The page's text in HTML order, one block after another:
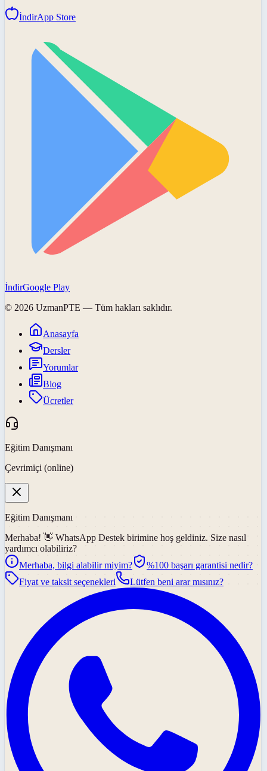
İndirApp Store
İndirGoogle Play
© 2026 UzmanPTE — Tüm hakları saklıdır.
Anasayfa
Dersler
Yorumlar
Blog
Ücretler
Eğitim Danışmanı
Çevrimiçi (online)
Eğitim Danışmanı
Merhaba! 👋 WhatsApp Destek birimine hoş geldiniz. Size nasıl
yardımcı olabiliriz?
Merhaba, bilgi alabilir miyim?
%100 başarı garantisi nedir?
Fiyat ve taksit seçenekleri
Lütfen beni arar mısınız?